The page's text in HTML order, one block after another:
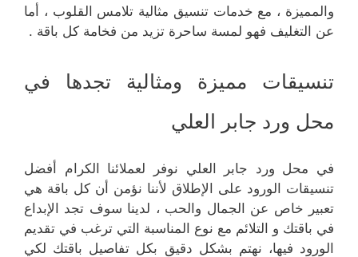
والمميزة ، مع خدمات تنسيق مثالية تلامس القلوب ، أما
عن التغليف فهو لمسة ساحرة تزيد من فخامة كل باقة .
تنسيقات مميزة ومثالية تجدها في
محل ورد جابر العلي
في محل ورد جابر العلي نوفر لعملائنا الكرام أفضل
تنسيقات الورود على الإطلاق لأننا نؤمن أن كل باقة هي
تعبير خاص عن الجمال والحب ، لدينا سوف تجد الإبداع
في باقتك و التلائم مع نوع المناسبة التي ترغب في تقديم
الورود فيها، نهتم بشكل دقيق بكل تفاصيل باقتك لكي